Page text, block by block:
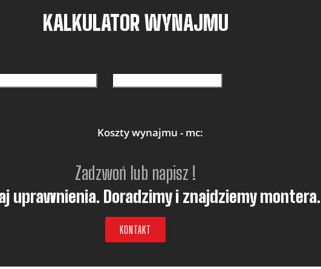
KALKULATOR WYNAJMU
Koszty wynajmu - mc:
Zadzwoń lub napisz !
uprawnienia. Doradzimy i znajdziemy montera.
KONTAKT